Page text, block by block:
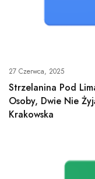
27 Czerwca, 2025
Strzelanina Pod
Osoby, Dwie Nie
Krakowska